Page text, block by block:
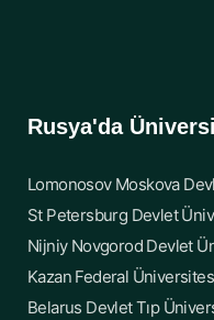
Rusya'da
Lomonosov Moskova
St Petersburg Devlet
Nijniy Novgorod Devlet
Kazan Federal
Belarus Devlet Tıp